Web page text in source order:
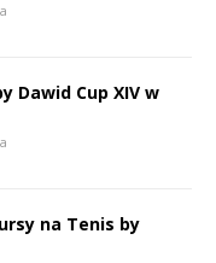
Dawid Cup XIV w
na Tenis by